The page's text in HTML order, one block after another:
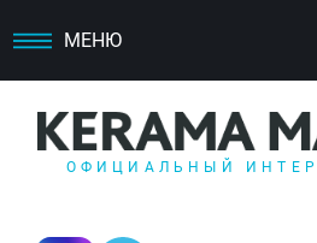
МЕНЮ
ОФИЦИАЛЬНЫЙ